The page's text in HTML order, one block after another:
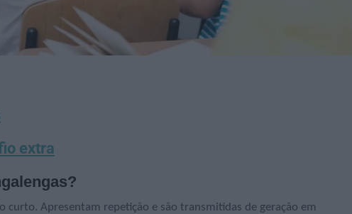
extra
curto. Apresentam repetição e são transmitidas de geração em